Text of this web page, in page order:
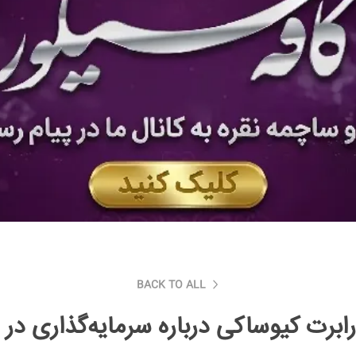
BACK TO ALL
کیوساکی درباره سرمایه‌گذاری در